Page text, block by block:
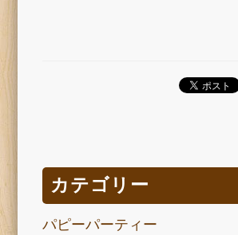
カテゴリー
パピーパーティー